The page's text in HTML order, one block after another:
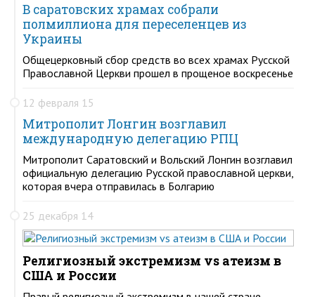
В саратовских храмах собрали
полмиллиона для переселенцев из
Украины
Общецерковный сбор средств во всех храмах Русской
Православной Церкви прошел в прощеное воскресенье
12 февраля 15
Митрополит Лонгин возглавил
международную делегацию РПЦ
Митрополит Саратовский и Вольский Лонгин возглавил
официальную делегацию Русской православной церкви,
которая вчера отправилась в Болгарию
25 декабря 14
Религиозный экстремизм vs атеизм в
США и России